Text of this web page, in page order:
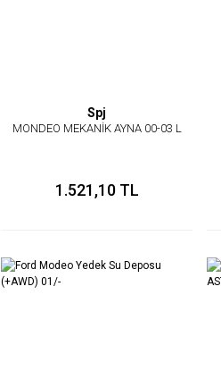
Spj
MONDEO MEKANİK AYNA 00-03 L
1.521,10 TL